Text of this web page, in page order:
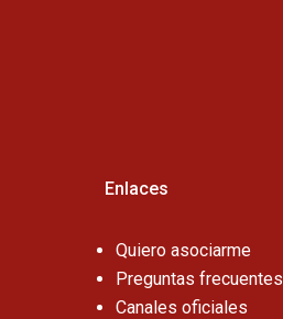
Enlaces
Quiero asociarme
Preguntas frecuentes
Canales oficiales